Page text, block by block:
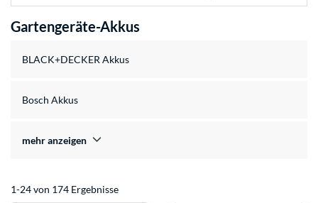
Gartengeräte-Akkus
BLACK+DECKER Akkus
Bosch Akkus
mehr anzeigen
1-24 von 174 Ergebnisse